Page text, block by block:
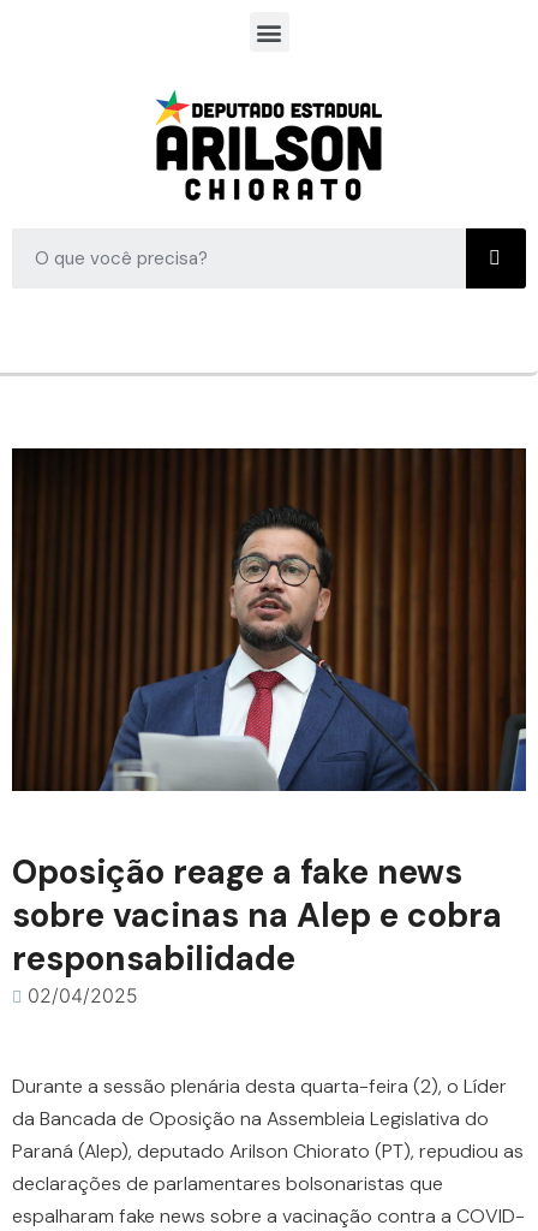
Oposição reage a fake news
sobre vacinas na Alep e cobra
responsabilidade
02/04/2025
Durante a sessão plenária desta quarta-feira (2), o Líder
da Bancada de Oposição na Assembleia Legislativa do
Paraná (Alep), deputado Arilson Chiorato (PT), repudiou as
declarações de parlamentares bolsonaristas que
espalharam fake news sobre a vacinação contra a COVID-